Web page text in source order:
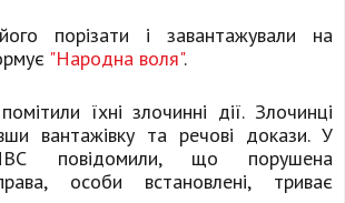
порізати і завантажували на
"Народна воля".
їхні злочинні дії. Злочинці
вантажівку та речові докази. У
повідомили, що порушена
особи встановлені, триває